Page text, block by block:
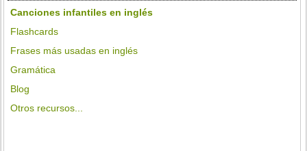
Canciones infantiles en inglés
Flashcards
Frases más usadas en inglés
Gramática
Blog
Otros recursos...